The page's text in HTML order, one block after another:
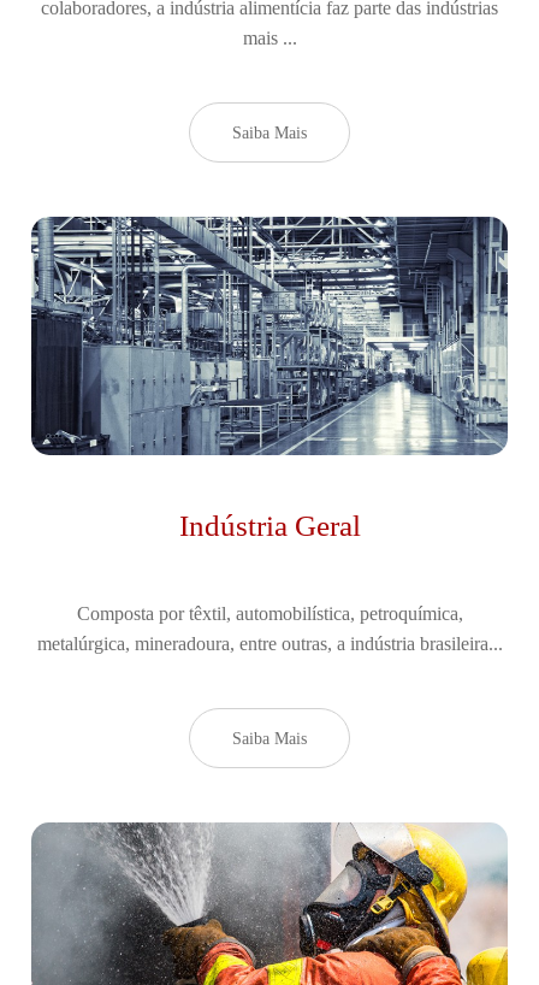
colaboradores, a indústria alimentícia faz parte das indústrias
mais ...
Saiba Mais
Indústria Geral
Composta por têxtil, automobilística, petroquímica,
metalúrgica, mineradoura, entre outras, a indústria brasileira...
Saiba Mais